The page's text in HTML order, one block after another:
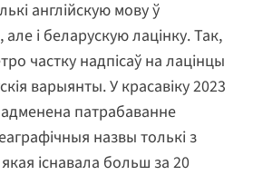
англійскую мову ў
але і беларускую лацінку. Так,
частку надпісаў на лацінцы
варыянты. У красавіку 2023
патрабаванне
назвы толькі з
існавала больш за 20